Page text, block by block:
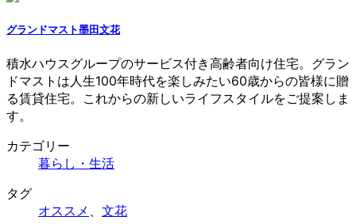
グランドマスト墨田文花
積水ハウスグループのサービス付き高齢者向け住宅。グラン
ドマストは人生100年時代を楽しみたい60歳からの皆様に贈
る賃貸住宅。これからの新しいライフスタイルをご提案しま
す。
カテゴリー
暮らし・生活
タグ
オススメ
文花